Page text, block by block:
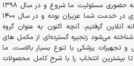
از سال 1394در قالب داروخانه حضوری مسئولیت ما شروع و در سال 1398
داروخانه به صورت شبانه روزی در خدمت شما عزیزان بوده و در سال 1400
آنلاین گرفتیم. آنچه اکنون به عنوان گروه
شناخته می‌شود زنجیره گسترده‌ای از مکمل های
و تجهیزات پزشکی با تنوع بسیار بالاست. ما
بیشترین انتخاب را با شرح کامل محصولات